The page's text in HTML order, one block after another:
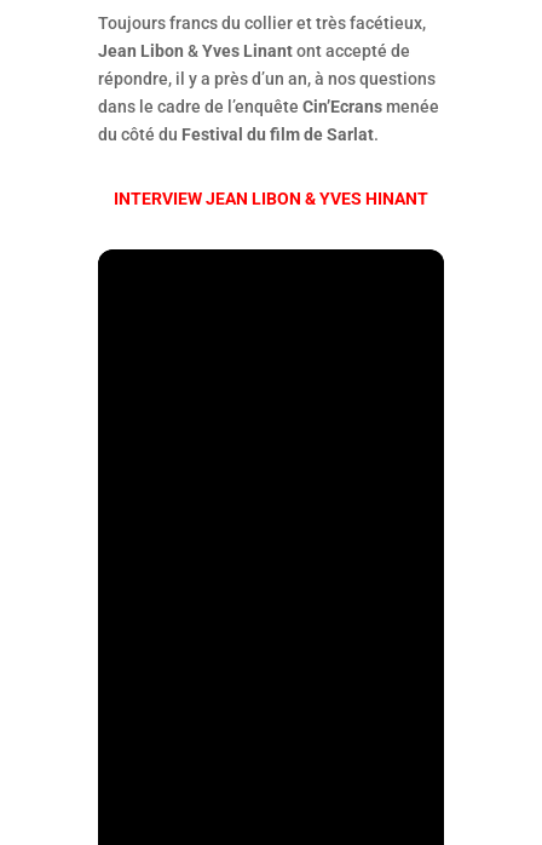
Toujours francs du collier et très facétieux,
Jean Libon &Yves Linantont accepté de
répondre, il y a près d’un an, à nos questions
dans le cadre de l’enquête Cin’Ecransmenée
du côté du Festival du film de Sarlat.
INTERVIEW JEAN LIBON & YVES HINANT